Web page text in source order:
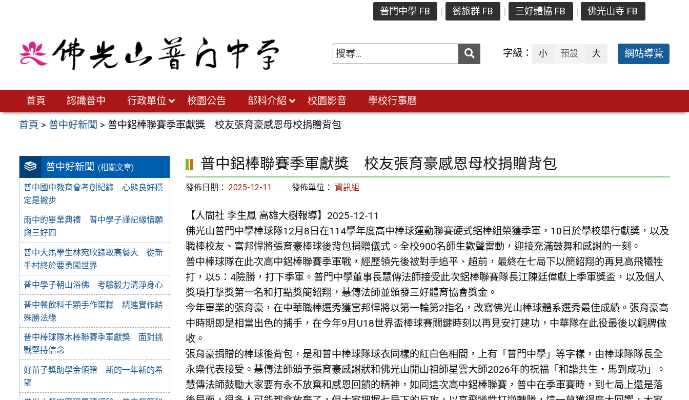
普門中學 FB 餐旅群 FB 三好體協 FB 佛光山寺 FB
送出 字級： 小 預設 大 網站導覽
首頁 認識普中 行政單位 校園公告 部科介紹 校園影音 學校行事曆
首頁 > 普中好新聞 > 普中鋁棒聯賽季軍獻獎 校友張育豪感恩母校捐贈背包
普中好新聞 (相關文章)
普中國中教育會考創紀錄 心態良好穩
定是撇步
雨中的畢業典禮 普中學子謹記緣惜願
與三好四
普中大馬學生林宛欣錄取高餐大 從新
手村終於要勇闖世界
普中學子朝山浴佛 考驗毅力清淨身心
普中餐飲科千顆手作蛋糕 精進實作結
殊勝法緣
普中棒球隊木棒聯賽季軍獻獎 面對挑
戰堅持信念
好苗子獎助學金頒贈 新的一年新的希
望
普中鋁棒聯賽季軍獻獎 校友張育豪感恩母校捐贈背包
發佈日期： 2025-12-11 發佈單位： 資訊組
【人間社 李生鳳 高雄大樹報導】 2025-12-11
佛光山普門中學棒球隊12月8日在114學年度高中棒球運動聯賽硬式鋁棒組榮獲季軍，10日於學校舉行獻獎，以及
職棒校友、富邦悍將張育豪棒球後背包捐贈儀式。全校900名師生歡聲雷動，迎接充滿鼓舞和感謝的一刻。
普中棒球隊在此次高中鋁棒聯賽季軍戰，經歷領先後被對手追平、超前，最終在七局下以簡紹翔的再見高飛犧牲
打，以5：4險勝，打下季軍。普門中學董事長慧傳法師接受此次鋁棒聯賽隊長江陳廷偉獻上季軍獎盃，以及個人
獎項打擊獎第一名和打點獎簡紹翔，慧傳法師並頒發三好體育協會獎金。
今年畢業的張育豪，在中華職棒選秀獲富邦悍將以第一輪第2指名，改寫佛光山棒球體系選秀最佳成績。張育豪高
中時期即是相當出色的捕手，在今年9月U18世界盃棒球賽關鍵時刻以再見安打建功，中華隊在此役最後以銅牌做
收。
張育豪捐贈的棒球後背包，是和普中棒球隊球衣同樣的紅白色相間，上有「普門中學」等字樣，由棒球隊隊長全
永樂代表接受。慧傳法師頒予張育豪感謝狀和佛光山開山祖師星雲大師2026年的祝福「和諧共生‧馬到成功」。
慧傳法師鼓勵大家要有永不放棄和感恩回饋的精神，如同這次高中鋁棒聯賽，普中在季軍賽時，到七局上還是落